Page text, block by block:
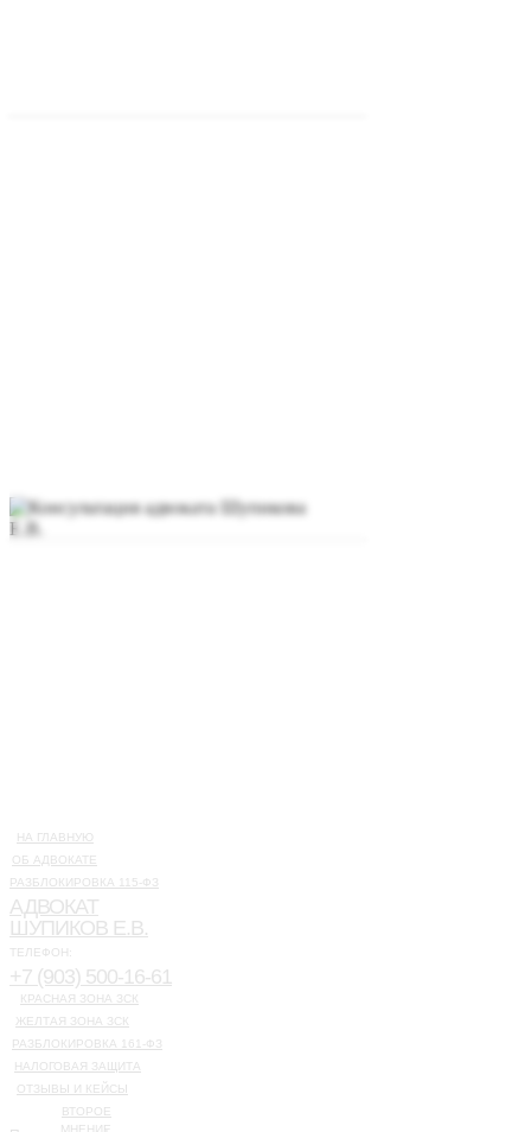
НА ГЛАВНУЮ
ОБ АДВОКАТЕ
РАЗБЛОКИРОВКА 115-ФЗ
АДВОКАТ
ШУПИКОВ Е.В.
ТЕЛЕФОН:
+7 (903) 500-16-61
КРАСНАЯ ЗОНА ЗСК
ЖЕЛТАЯ ЗОНА ЗСК
РАЗБЛОКИРОВКА 161-ФЗ
НАЛОГОВАЯ ЗАЩИТА
ОТЗЫВЫ И КЕЙСЫ
ВТОРОЕ